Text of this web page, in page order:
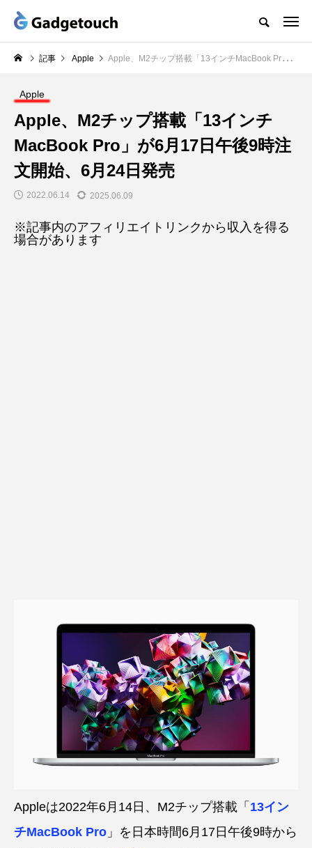
記事 Apple Apple、M2チップ搭載「13インチMacBook Pro」が6月17日午後9時注文開始、6月24日発売
Apple
Apple、M2チップ搭載「13インチ
MacBook Pro」が6月17日午後9時注
文開始、6月24日発売
2022.06.14 2025.06.09
※記事内のアフィリエイトリンクから収入を得る
場合があります
Appleは2022年6月14日、M2チップ搭載「 13イン
チMacBook Pro 」を日本時間6月17日午後9時から